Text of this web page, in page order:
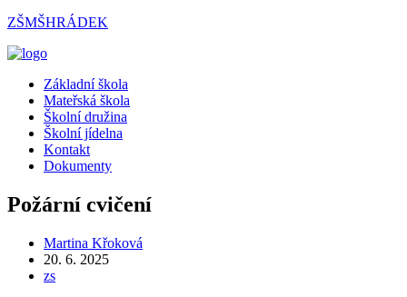
Přejít
obsahu
ZŠMŠHRÁDEK
Menu
Základní škola
Mateřská škola
Školní družina
Školní jídelna
Kontakt
Dokumenty
Požární cvičení
Autor
příspěvku
Martina Křoková
Příspěvek
byl
20. 6. 2025
Rubriky
zs